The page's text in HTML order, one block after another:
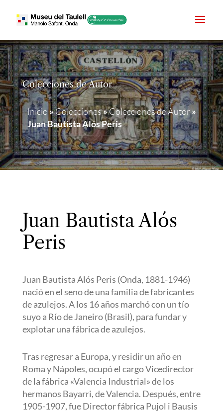
Colecciones de Autor
Inicio»Colecciones»Colecciones de Autor»
Juan Bautista Alós Peris
Juan Bautista Alós
Peris
Juan Bautista Alós Peris (Onda, 1881-1946)
nació en el seno de una familia de fabricantes
de azulejos. A los 16 años marchó con un tío
suyo a Río de Janeiro (Brasil), para fundar y
explotar una fábrica de azulejos.
Tras regresar a Europa, y residir un año en
Roma y Nápoles, ocupó el cargo Vicedirector
de la fábrica «Valencia Industrial» de los
hermanos Bayarri, de Valencia. Después, entre
1905-1907, fue Director fábrica Pujol i Bausis